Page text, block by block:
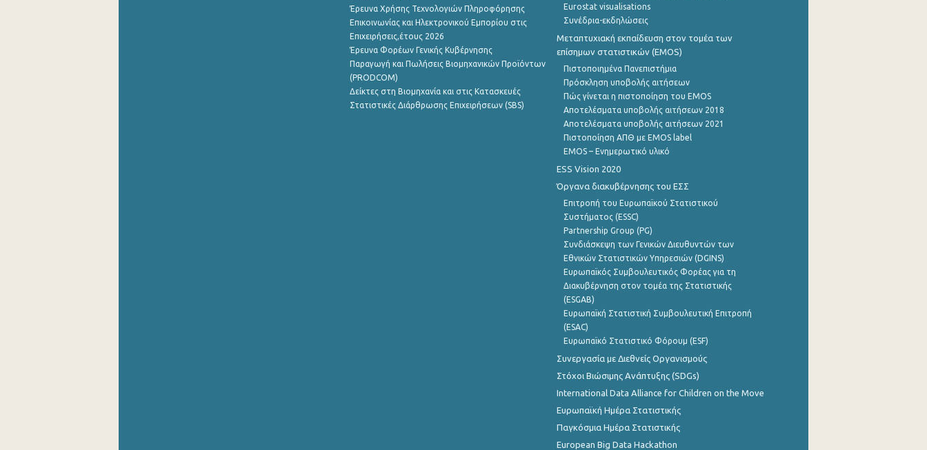
Έρευνα Χρήσης Τεχνολογιών Πληροφόρησης
Επικοινωνίας και Ηλεκτρονικού Εμπορίου στις
Επιχειρήσεις,έτους 2026
Έρευνα Φορέων Γενικής Κυβέρνησης
Παραγωγή και Πωλήσεις Βιομηχανικών Προϊόντων
(PRODCOM)
Δείκτες στη Βιομηχανία και στις Κατασκευές
Στατιστικές Διάρθρωσης Επιχειρήσεων (SBS)
Eurostat visualisations
Συνέδρια-εκδηλώσεις
Μεταπτυχιακή εκπαίδευση στον τομέα των
επίσημων στατιστικών (EMOS)
Πιστοποιημένα Πανεπιστήμια
Πρόσκληση υποβολής αιτήσεων
Πώς γίνεται η πιστοποίηση του EMOS
Αποτελέσματα υποβολής αιτήσεων 2018
Αποτελέσματα υποβολής αιτήσεων 2021
Πιστοποίηση ΑΠΘ με EMOS label
EMOS – Ενημερωτικό υλικό
ESS Vision 2020
Όργανα διακυβέρνησης του ΕΣΣ
Επιτροπή του Ευρωπαϊκού Στατιστικού
Συστήματος (ESSC)
Partnership Group (PG)
Συνδιάσκεψη των Γενικών Διευθυντών των
Εθνικών Στατιστικών Υπηρεσιών (DGINS)
Ευρωπαϊκός Συμβουλευτικός Φορέας για τη
Διακυβέρνηση στον τομέα της Στατιστικής
(ESGAB)
Ευρωπαϊκή Στατιστική Συμβουλευτική Επιτροπή
(ESAC)
Ευρωπαϊκό Στατιστικό Φόρουμ (ESF)
Συνεργασία με Διεθνείς Οργανισμούς
Στόχοι Βιώσιμης Ανάπτυξης (SDGs)
International Data Alliance for Children on the Move
Ευρωπαϊκή Ημέρα Στατιστικής
Παγκόσμια Ημέρα Στατιστικής
European Big Data Hackathon